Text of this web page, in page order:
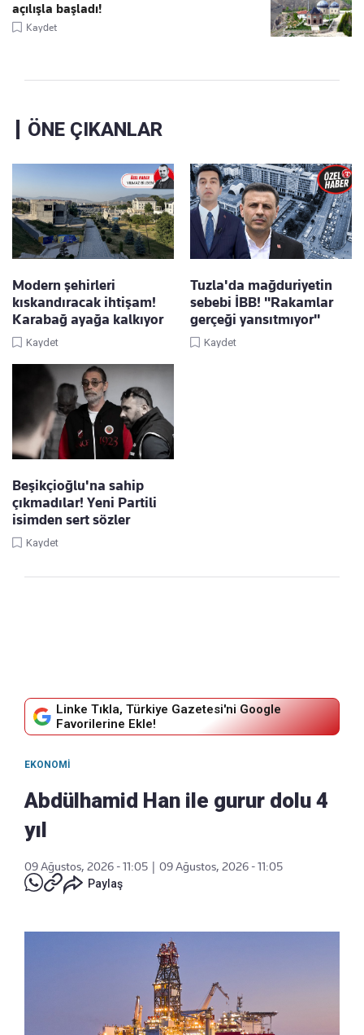
açılışla başladı!
Kaydet
ÖNE ÇIKANLAR
Modern şehirleri
kıskandıracak ihtişam!
Karabağ ayağa kalkıyor
Kaydet
Tuzla'da mağduriyetin
sebebi İBB! "Rakamlar
gerçeği yansıtmıyor"
Kaydet
Beşikçioğlu'na sahip
çıkmadılar! Yeni Partili
isimden sert sözler
Kaydet
Linke Tıkla, Türkiye Gazetesi'ni Google
Favorilerine Ekle!
EKONOMI
Abdülhamid Han ile gurur dolu 4
yıl
09 Ağustos, 2026 - 11:05
09 Ağustos, 2026 - 11:05
Paylaş